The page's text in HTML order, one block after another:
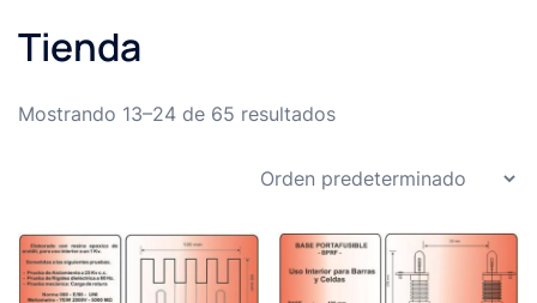
Tienda
Mostrando 13–24 de 65 resultados